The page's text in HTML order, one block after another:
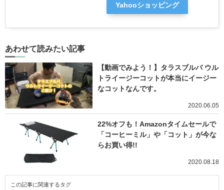
Yahooショッピング
あわせて読みたい記事
【動画でみよう！】タラスブルバ ウル
トライージーコットが本当にイージー
なコットなんです。
2020.06.05
22%オフも！Amazonタイムセールで
「コーヒーミル」や「コット」が今な
らお買い得!!
2020.08.18
この記事に関連するタグ